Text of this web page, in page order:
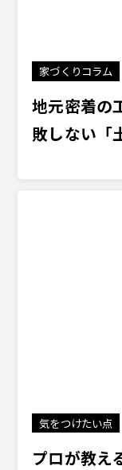
家づくりコラム
地元密着の
敗しない「
気をつけたい点
プロが教え